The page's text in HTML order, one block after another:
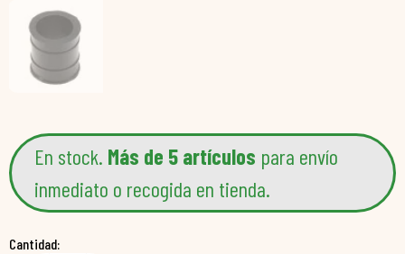
En stock. Más de 5 artículos para envío
inmediato o recogida en tienda.
Cantidad: